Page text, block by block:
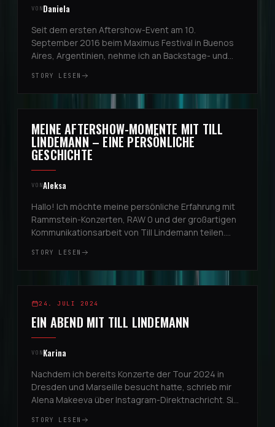
VONDaniela
Seit dem ersten Aftershow-Event am 10.
September 2016 beim Maximus Festival in Buenos
Aires, Argentinien, nehme ich an Backstage- und
wurde ich vom Manager der Band einge...
STORY LESEN
EUROPEAN STADIUM TOUR
MEINE AFTERSHOW-MOMENTE MIT TILL
LINDEMANN – EINE PERSÖNLICHE
GESCHICHTE
VONAleksa
Hallo! Ich möchte meine persönliche Erfahrung mit
Rammstein-Konzerten, RAW 0 und der großartigen
Kommunikationsarbeit von Till Lindemann teilen.
Makeeva, und durch sie bekam ...
STORY LESEN
REGGIO EMILIA, ITALIEN
24. JULI 2024
EIN ABEND MIT TILL LINDEMANN
VONKarina
Nachdem ich bereits Konzerte der Tour 2024 in
Dresden und Marseille besucht hatte, schrieb mir
Alena Makeeva über Instagram-Direktnachricht. Sie
STORY LESEN